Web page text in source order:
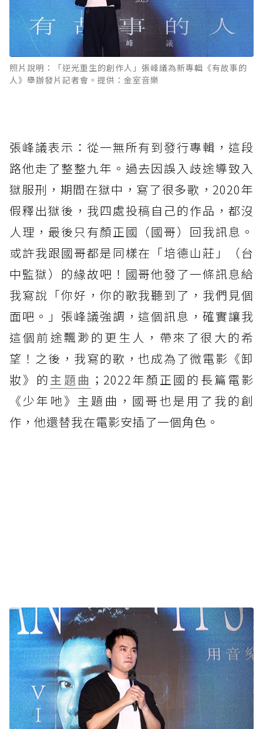
照片說明：「逆光重生的創作人」張峰議為新專輯《有故事的
人》舉辦發片記者會。提供：金室音樂
張峰議表示：從一無所有到發行專輯，這段
路他走了整整九年。過去因誤入歧途導致入
獄服刑，期間在獄中，寫了很多歌，2020年
假釋出獄後，我四處投稿自己的作品，都沒
人理，最後只有顏正國（國哥）回我訊息。
或許我跟國哥都是同樣在「培德山莊」（台
中監獄）的緣故吧！國哥他發了一條訊息給
我寫說「你好，你的歌我聽到了，我們見個
面吧。」張峰議強調，這個訊息，確實讓我
這個前途飄渺的更生人，帶來了很大的希
望！之後，我寫的歌，也成為了微電影《卸
妝》的 主題曲 ；2022年顏正國的長篇電影
《少年吔》主題曲，國哥也是用了我的創
作，他還替我在電影安插了一個角色。